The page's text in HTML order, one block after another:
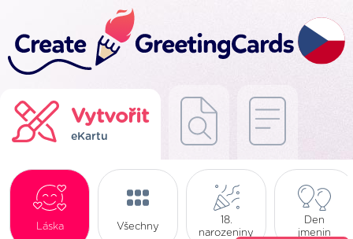
Vytvořit
eKartu
Láska Všechny
18.
narozeniny
Den
jmenin